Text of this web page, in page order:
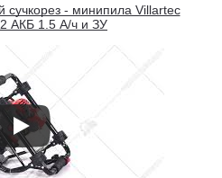
сучкорез - минипила Villartec
АКБ 1.5 А/ч и ЗУ